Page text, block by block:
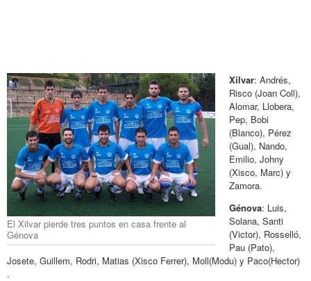
El Xilvar pierde tres puntos en casa frente al
Génova
Xilvar: Andrés,
Risco (Joan Coll),
Alomar, Llobera,
Pep, Bobi
(Blanco), Pérez
(Gual), Nando,
Emilio, Johny
(Xisco, Marc) y
Zamora.
Génova: Luis,
Solana, Santi
(Victor), Rosselló,
Pau (Pato),
Josete, Guillem, Rodri, Matias (Xisco Ferrer), Moll(Modu) y Paco(Hector)
.